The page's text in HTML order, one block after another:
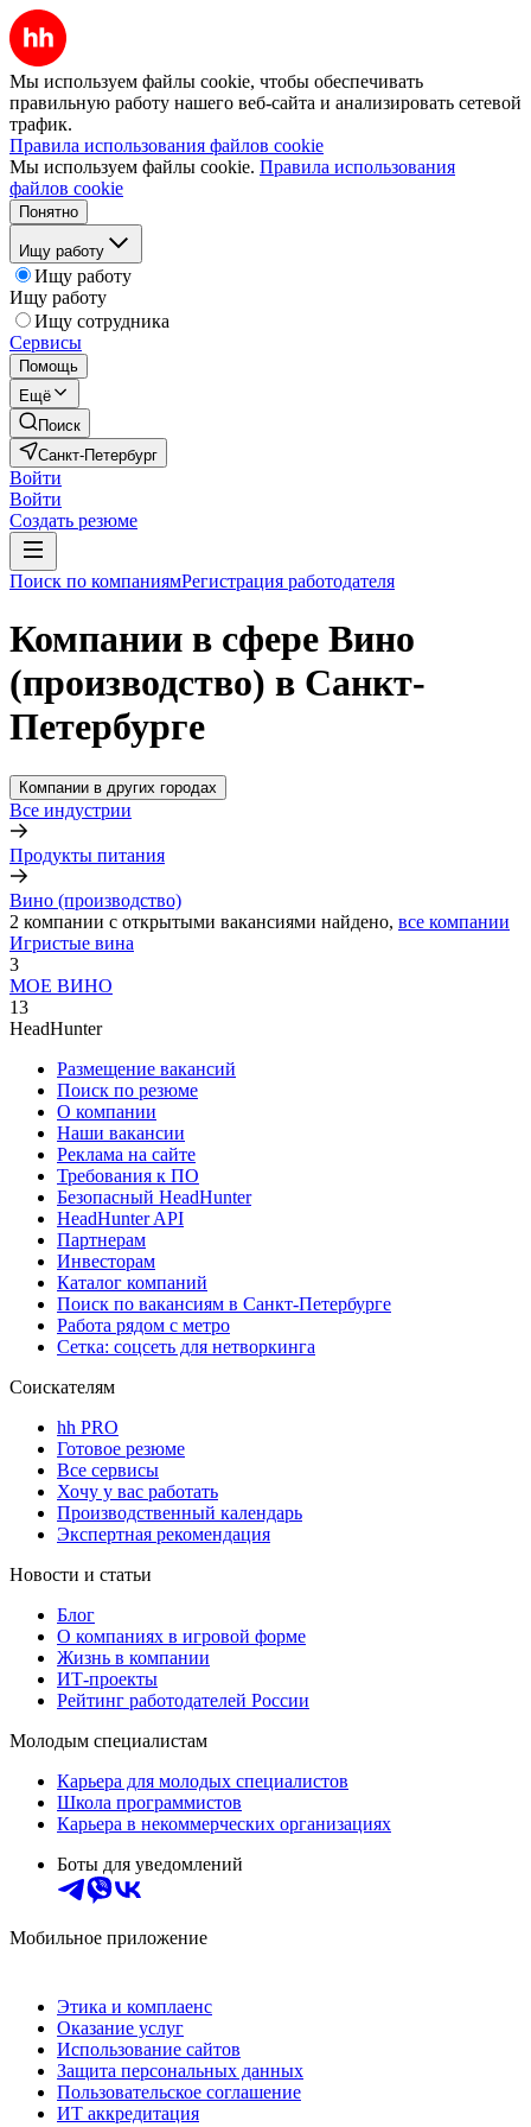
Мы используем файлы cookie, чтобы обеспечивать
правильную работу нашего веб-сайта и анализировать сетевой
трафик.
Правила использования файлов cookie
Мы используем файлы cookie. Правила использования
файлов cookie
Понятно
Ищу работу
Ищу работу
Ищу работу
Ищу сотрудника
Сервисы
Помощь
Ещё
Поиск
Санкт-Петербург
Войти
Войти
Создать резюме
Поиск по компаниямРегистрация работодателя
Компании в сфере Вино
(производство) в Санкт-
Петербурге
Компании в других городах
Все индустрии
Продукты питания
Вино (производство)
2 компании с открытыми вакансиями найдено, все компании
Игристые вина
3
МОЕ ВИНО
13
HeadHunter
Размещение вакансий
Поиск по резюме
О компании
Наши вакансии
Реклама на сайте
Требования к ПО
Безопасный HeadHunter
HeadHunter API
Партнерам
Инвесторам
Каталог компаний
Поиск по вакансиям в Санкт-Петербурге
Работа рядом с метро
Сетка: соцсеть для нетворкинга
Соискателям
hh PRO
Готовое резюме
Все сервисы
Хочу у вас работать
Производственный календарь
Экспертная рекомендация
Новости и статьи
Блог
О компаниях в игровой форме
Жизнь в компании
ИТ-проекты
Рейтинг работодателей России
Молодым специалистам
Карьера для молодых специалистов
Школа программистов
Карьера в некоммерческих организациях
Боты для уведомлений
Мобильное приложение
Этика и комплаенс
Оказание услуг
Использование сайтов
Защита персональных данных
Пользовательское соглашение
ИТ аккредитация